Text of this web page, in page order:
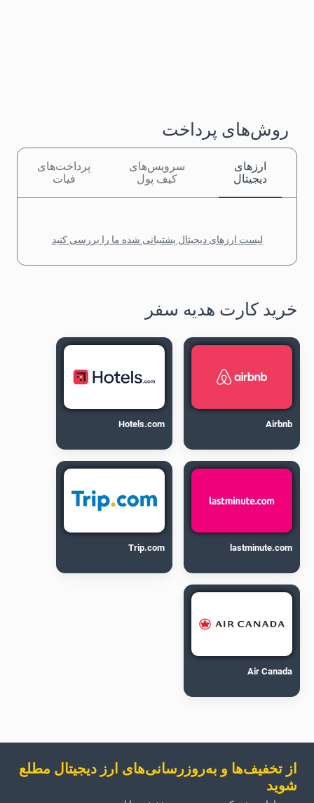
روش‌های پرداخت
ارزهای
دیجیتال
سرویس‌های
کیف پول
پرداخت‌های
فیات
لیست ارزهای دیجیتال پشتیبانی شده ما را بررسی کنید
خرید کارت هدیه سفر
Airbnb
Hotels.com
lastminute.com
Trip.com
Air Canada
از تخفیف‌ها و به‌روزرسانی‌های ارز دیجیتال مطلع
شوید